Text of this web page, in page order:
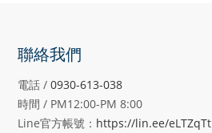
聯絡我們
電話 / 0930-613-038
時間 / PM12:00-PM 8:00
Line官方帳號： https://lin.ee/eLTZqTt